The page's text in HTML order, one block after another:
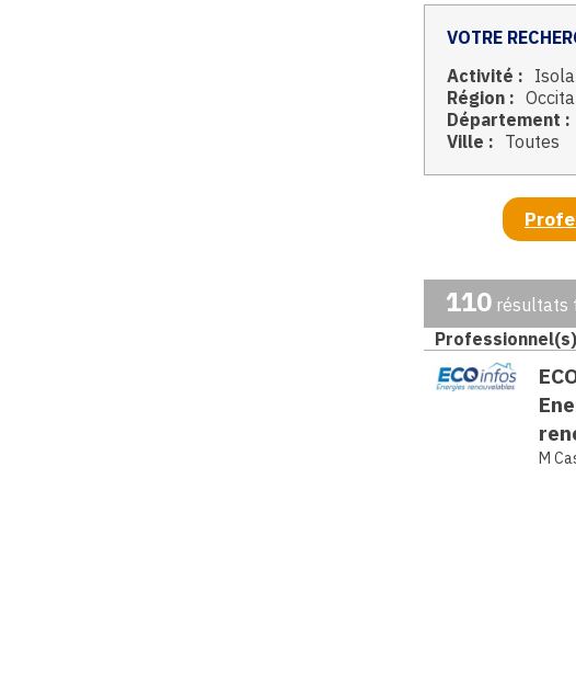
VOTRE
Activité :
Région :
Département :
Ville : Toutes
110 résultats
M